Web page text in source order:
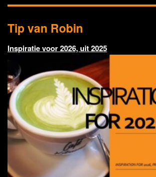
Tip van Robin
Inspiratie voor 2026, uit 2025